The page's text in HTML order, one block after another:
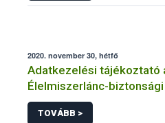
2020. november 30, hétfő
Adatkezelési tájékoztató
Élelmiszerlánc-
bejelentésekhez
TOVÁBB >